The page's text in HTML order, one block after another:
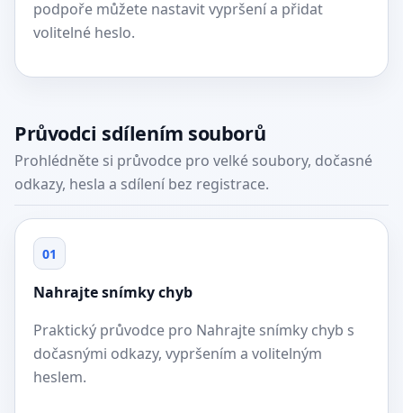
podpoře můžete nastavit vypršení a přidat
volitelné heslo.
Průvodci sdílením souborů
Prohlédněte si průvodce pro velké soubory, dočasné
odkazy, hesla a sdílení bez registrace.
01
Nahrajte snímky chyb
Praktický průvodce pro Nahrajte snímky chyb s
dočasnými odkazy, vypršením a volitelným
heslem.